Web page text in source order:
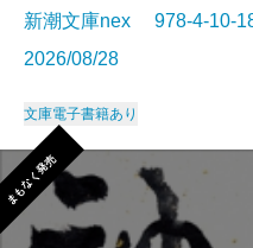
新潮文庫nex 978-4-10-
2026/08/28
文庫電子書籍あり
まもなく発売